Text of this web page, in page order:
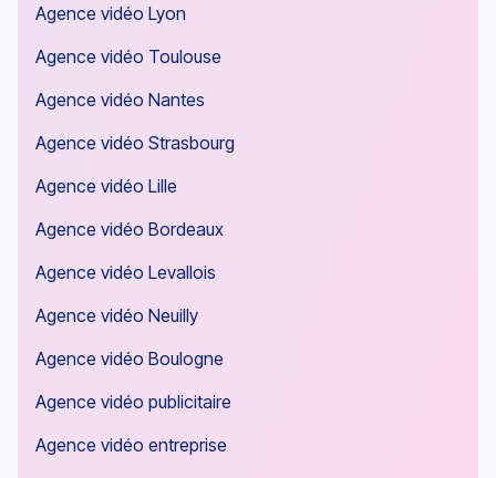
Agence vidéo Lyon
Agence vidéo Toulouse
Agence vidéo Nantes
Agence vidéo Strasbourg
Agence vidéo Lille
Agence vidéo Bordeaux
Agence vidéo Levallois
Agence vidéo Neuilly
Agence vidéo Boulogne
Agence vidéo publicitaire
Agence vidéo entreprise